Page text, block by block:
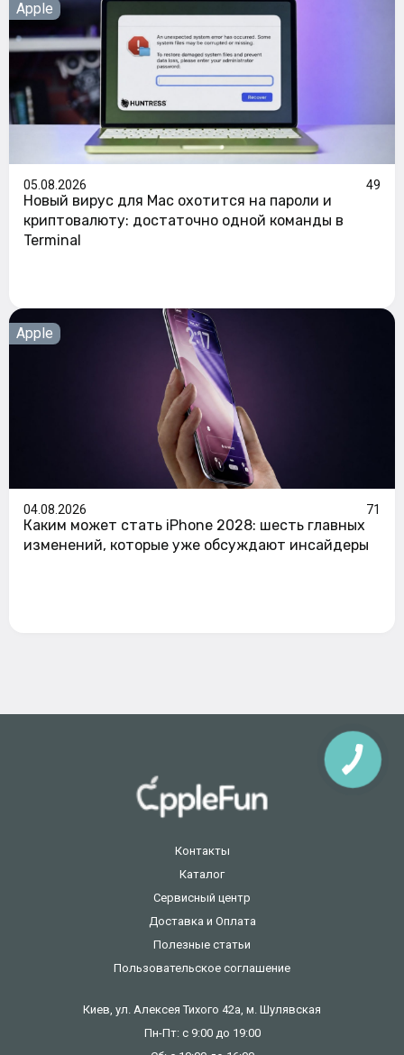
Apple
05.08.2026 49
Новый вирус для Mac охотится на пароли и
криптовалюту: достаточно одной команды в
Terminal
Apple
04.08.2026 71
Каким может стать iPhone 2028: шесть главных
изменений, которые уже обсуждают инсайдеры
Контакты
Каталог
Сервисный центр
Доставка и Оплата
Полезные статьи
Пользовательское соглашение
Киев, ул. Алексея Тихого 42а, м. Шулявская
Пн-Пт: с 9:00 до 19:00
КНОПКА
ЗВ'ЯЗКУ